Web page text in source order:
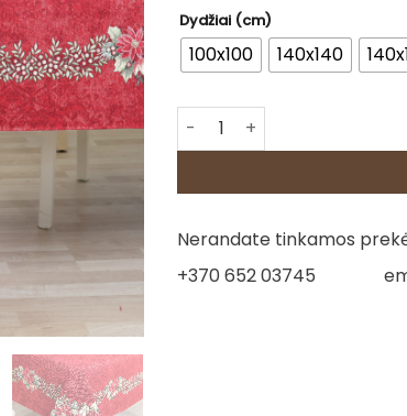
Dydžiai (cm)
100x100 140x140
produkto kiekis: Staltiesė
Nerandate tinkamos
+370 652 03745